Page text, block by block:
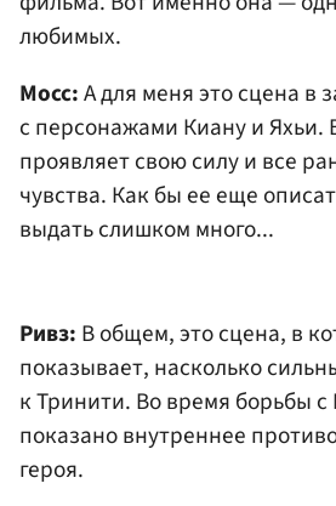
любимых.
Мосс:А для меня это сцена в
с персонажами Киану и Яхьи.
проявляет свою силу и все
чувства. Как бы ее еще
выдать слишком много...
Ривз: В общем, это сцена, в
показывает, насколько
к Тринити. Во время борьбы
показано внутреннее
героя.